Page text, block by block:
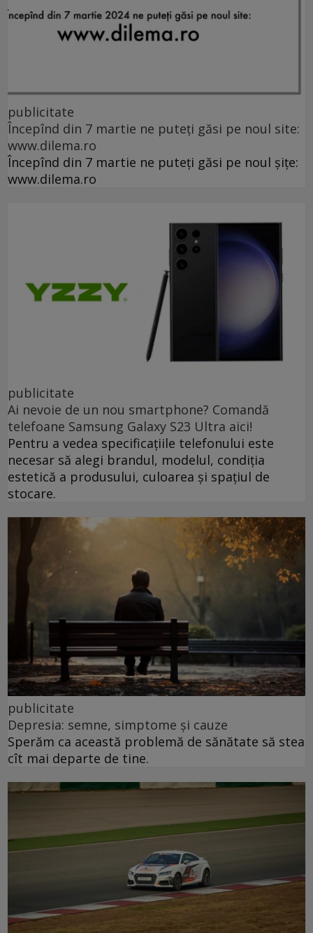
publicitate
Începînd din 7 martie ne puteți găsi pe noul site:
www.dilema.ro
Începînd din 7 martie ne puteți găsi pe noul șițe:
www.dilema.ro
publicitate
Ai nevoie de un nou smartphone? Comandă
telefoane Samsung Galaxy S23 Ultra aici!
Pentru a vedea specificațiile telefonului este
necesar să alegi brandul, modelul, condiția
estetică a produsului, culoarea și spațiul de
stocare.
publicitate
Depresia: semne, simptome și cauze
Sperăm ca această problemă de sănătate să stea
cît mai departe de tine.